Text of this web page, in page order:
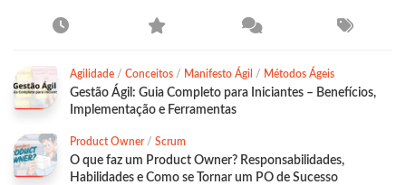
Agilidade / Conceitos / Manifesto Ágil / Métodos Ágeis
Gestão Ágil: Guia Completo para Iniciantes – Benefícios,
Implementação e Ferramentas
Product Owner/ Scrum
O que faz um Product Owner? Responsabilidades,
Habilidades e Como se Tornar um PO de Sucesso